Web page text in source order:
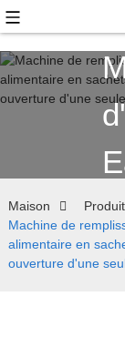
Maison
Machine de
alimentaire en
ouverture d'une